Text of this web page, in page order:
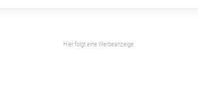
Hier folgt eine Werbeanzeige